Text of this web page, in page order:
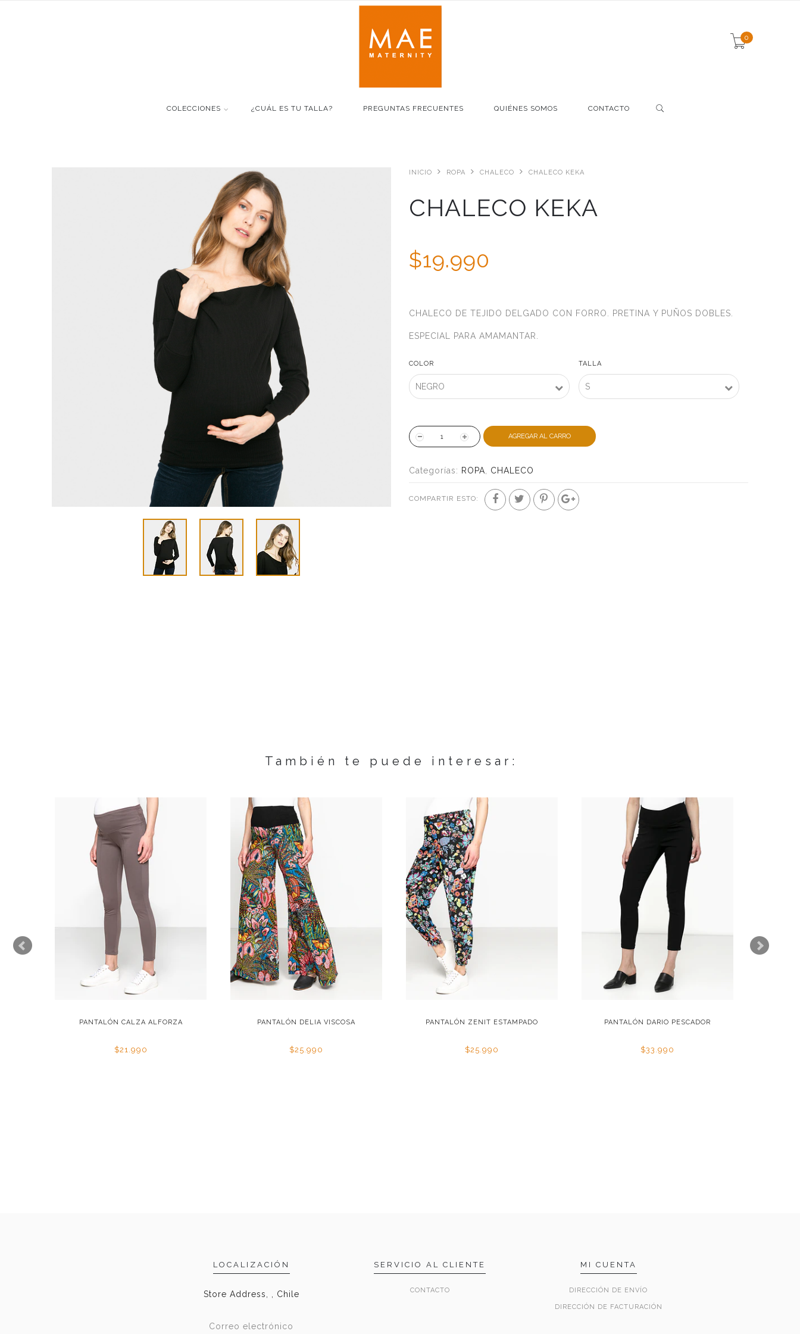
0
COLECCIONES ¿CUÁL ES TU TALLA? PREGUNTAS FRECUENTES QUIÉNES SOMOS CONTACTO
INICIO ROPA CHALECO CHALECO KEKA
CHALECO KEKA
$19.990
CHALECO DE TEJIDO DELGADO CON FORRO. PRETINA Y PUÑOS DOBLES.
ESPECIAL PARA AMAMANTAR.
COLOR TALLA
AGREGAR AL CARRO
Categorías: ROPA CHALECO
COMPARTIR ESTO:
También te puede interesar:
PANTALÓN CALZA ALFORZA
$21.990
PANTALÓN DELIA VISCOSA
$25.990
PANTALÓN ZENIT ESTAMPADO
$25.990
PANTALÓN DARIO PESCADOR
$33.990
LOCALIZACIÓN
Store Address, , Chile
Correo electrónico
SERVICIO AL CLIENTE
CONTACTO
MI CUENTA
DIRECCIÓN DE ENVÍO
DIRECCIÓN DE FACTURACIÓN